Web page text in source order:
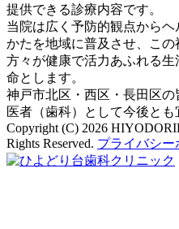
提供できる診療内容です。
当院は広く予防的観点から
かたを地域に普及させ、こ
方々が健康で活力あふれる
命とします。
神戸市北区・西区・長田区
医者（歯科）として今後とも
Copyright (C) 2026
Rights Reserved. プライバシー